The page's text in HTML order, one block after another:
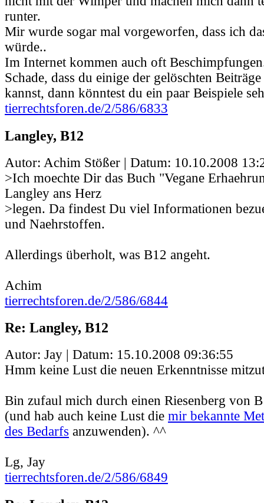
runter.
Mir wurde sogar mal vorgeworfen, dass ich
würde..
Im Internet kommen auch oft
Schade, dass du einige der gelöschten
kannst, dann könntest du ein paar Beispiele
tierrechtsforen.de/2/586/6833
Langley, B12
Autor: Achim Stößer | Datum: 10.10.2008
>Ich moechte Dir das Buch "Vegane
Langley ans Herz
>legen. Da findest Du viel Informationen
und Naehrstoffen.
Allerdings überholt, was B12 angeht.
Achim
tierrechtsforen.de/2/586/6844
Re: Langley, B12
Autor: Jay | Datum: 15.10.2008 09:36:55
Hmm keine Lust die neuen Erkenntnisse
Bin zufaul mich durch einen Riesenberg von
(und hab auch keine Lust die mir bekannte
des Bedarfs anzuwenden). ^^
Lg, Jay
tierrechtsforen.de/2/586/6849